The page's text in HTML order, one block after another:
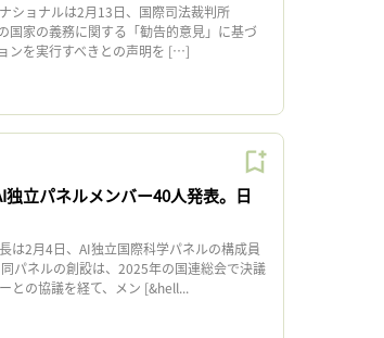
ショナルは2月13日、国際司法裁判所
国家の義務に関する「勧告的意見」に基づ
ンを実行すべきとの声明を […]
独立パネルメンバー40人発表。日
は2月4日、AI独立国際科学パネルの構成員
パネルの創設は、2025年の国連総会で決議
との協議を経て、メン [&hell...